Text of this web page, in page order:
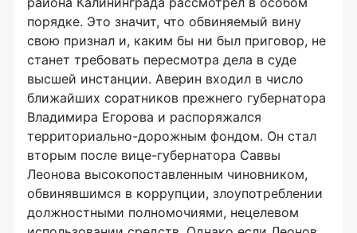
порядке. Это значит, что обвиняемый вину
свою признал и, каким бы ни был приговор, не
станет требовать пересмотра дела в суде
высшей инстанции. Аверин входил в число
ближайших соратников прежнего губернатора
Владимира Егорова и распоряжался
территориально-дорожным фондом. Он стал
вторым после вице-губернатора Саввы
Леонова высокопоставленным чиновником,
обвинявшимся в коррупции, злоупотреблении
должностными полномочиями, нецелевом